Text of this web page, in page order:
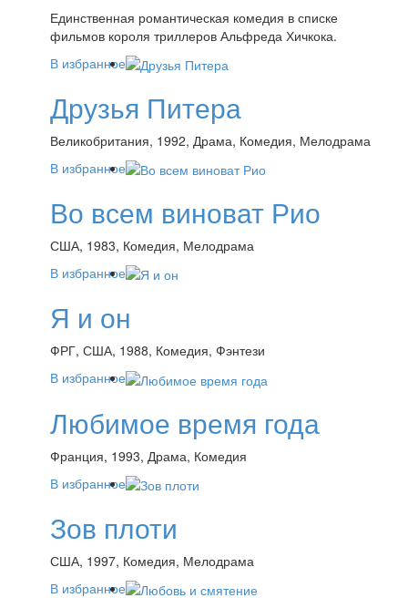
Единственная романтическая комедия в списке
фильмов короля триллеров Альфреда Хичкока.
В избранное
Друзья Питера
Великобритания, 1992, Драма, Комедия, Мелодрама
В избранное
Во всем виноват Рио
США, 1983, Комедия, Мелодрама
В избранное
Я и он
ФРГ, США, 1988, Комедия, Фэнтези
В избранное
Любимое время года
Франция, 1993, Драма, Комедия
В избранное
Зов плоти
США, 1997, Комедия, Мелодрама
В избранное